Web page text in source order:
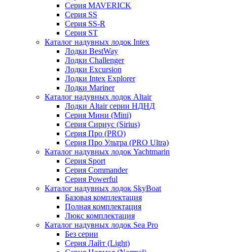
Серия MAVERICK
Серия SS
Серия SS-R
Серия ST
Каталог надувных лодок Intex
Лодки BestWay
Лодки Challenger
Лодки Excursion
Лодки Intex Explorer
Лодки Mariner
Каталог надувных лодок Altair
Лодки Altair серии НДНД
Серия Мини (Mini)
Серия Сириус (Sirius)
Серия Про (PRO)
Серия Про Ультра (PRO Ultra)
Каталог надувных лодок Yachtmarin
Серия Sport
Серия Commander
Серия Powerful
Каталог надувных лодок SkyBoat
Базовая комплектация
Полная комплектация
Люкс комплектация
Каталог надувных лодок Sea Pro
Без серии
Серия Лайт (Light)